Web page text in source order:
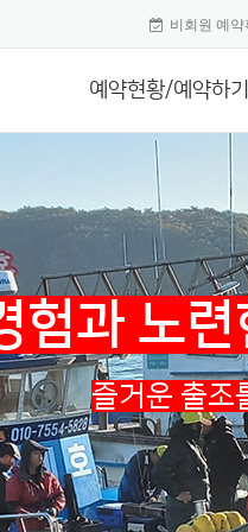
비회원 예약
예약현황/예약하기
험과 노
즐거운 출조